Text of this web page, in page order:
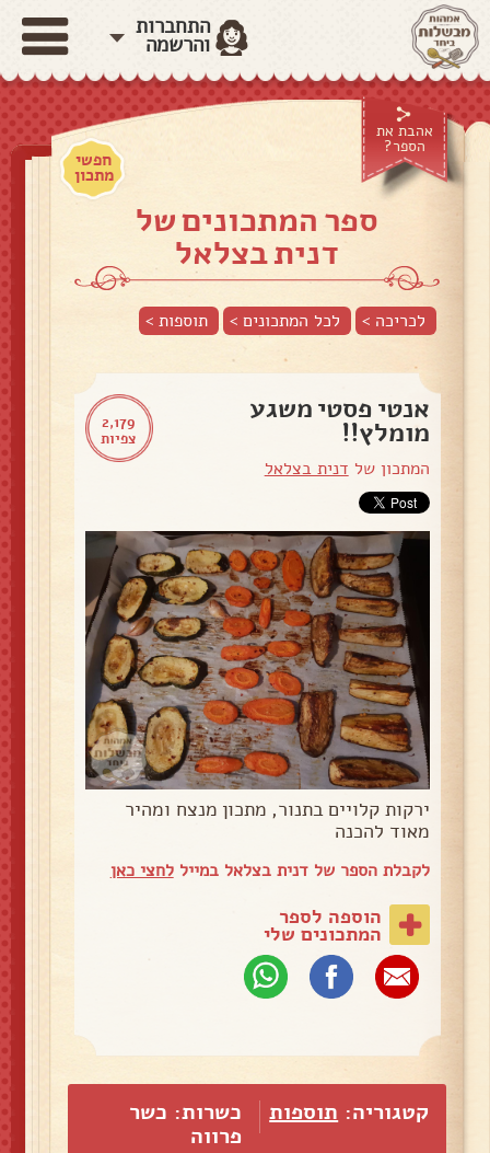
התחברות
והרשמה
אהבת את
הספר?
חפשי
מתכון
ספר המתכונים של
דנית בצלאל
לכריכה > לכל המתכונים > תוספות>
2,179
צפיות
אנטי פסטי משגע
מומלץ!!
המתכון של דנית בצלאל
ירקות קלויים בתנור, מתכון מנצח ומהיר
מאוד להכנה
לקבלת הספר של דנית בצלאל במייללחצי כאן
הוספה לספר
המתכונים שלי
קטגוריה: תוספות
כשרות: כשר
פרווה